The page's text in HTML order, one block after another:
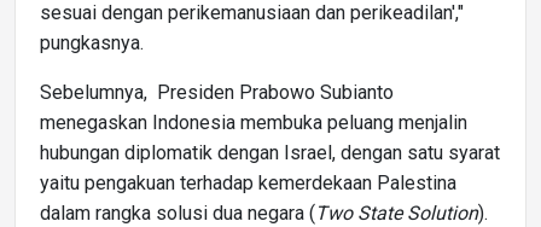
sesuai dengan perikemanusiaan dan perikeadilan',"
pungkasnya.
Sebelumnya, Presiden Prabowo Subianto
menegaskan Indonesia membuka peluang menjalin
hubungan diplomatik dengan Israel, dengan satu syarat
yaitu pengakuan terhadap kemerdekaan Palestina
dalam rangka solusi dua negara ( Two State Solution).